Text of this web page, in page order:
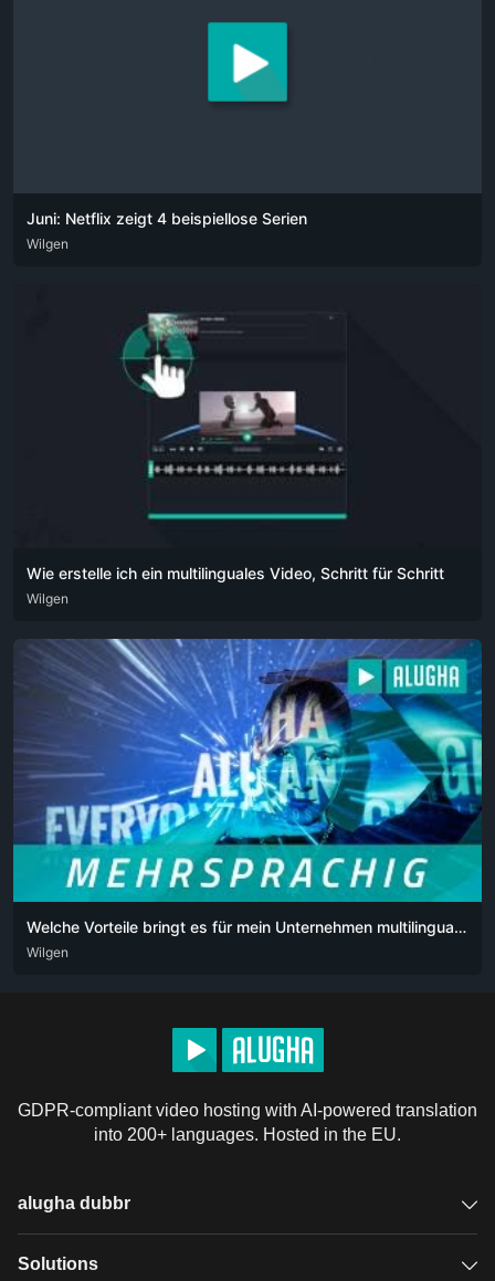
Juni: Netflix zeigt 4 beispiellose Serien
DEU ENG
Wilgen
Wie erstelle ich ein multilinguales Video, Schritt für Schritt
ARA DEU
Wilgen
Welche Vorteile bringt es für mein Unternehmen multilinguale Videos auf sozialen Medien zu verwenden
DEU ENG
Wilgen
GDPR-compliant video hosting with AI-powered translation
into 200+ languages. Hosted in the EU.
alugha dubbr
Overview
Solutions